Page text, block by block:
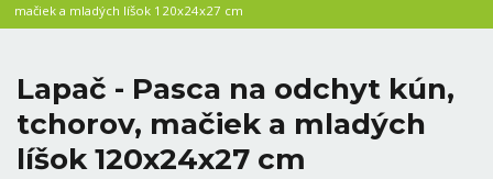
mačiek a mladých líšok 120x24x27 cm
Lapač - Pasca na odchyt kún,
tchorov, mačiek a mladých
líšok 120x24x27 cm